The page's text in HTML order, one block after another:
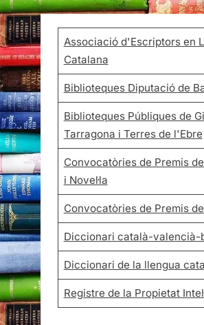
Associació d'Escriptors en
Catalana
Biblioteques Diputació de
Biblioteques Públiques de
Tarragona i Terres de l'Ebre
Convocatòries de Premis
i Novel·la
Convocatòries de Premis
Diccionari català-valencià-
Diccionari de la llengua
Registre de la Propietat